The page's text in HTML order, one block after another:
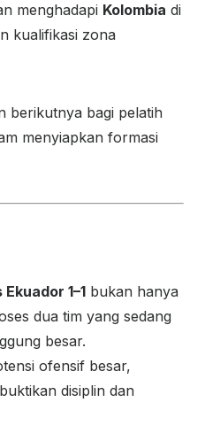
menghadapi Kolombia di
kualifikasi zona
berikutnya bagi pelatih
menyiapkan formasi
1–1 bukan hanya
dua tim yang sedang
besar.
ofensif besar,
disiplin dan